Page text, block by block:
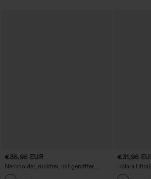
€35,95 EUR
Neckholder, rückfrei, mit geraffter
Mesh-Überlagerung und integriertem
€31,95
Halara